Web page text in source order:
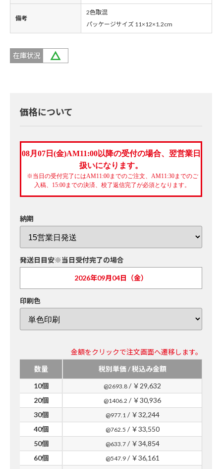
備考
2色取混
パッケージサイズ 11×12×1.2cm
在庫状況
価格について
08月07日(金)AM11:00以降の受付の場合、翌営業日
扱いになります。
※当日の受付完了にはAM11:00までのご注文、AM11:30までのご
入稿、15:00までの決済、校了返信完了が必須となります。
納期
発送日目安※当日受付完了の場合
2026年09月04日（金）
印刷色
金額をクリックで注文画面へ遷移します。
数量
税別単価 / 税込み金額
10個
@2693.8 / ￥29,632
20個
@1406.2 / ￥30,936
30個
@977.1 / ￥32,244
40個
@762.5 / ￥33,550
50個
@633.7/ ￥34,854
60個
@547.9/ ￥36,161